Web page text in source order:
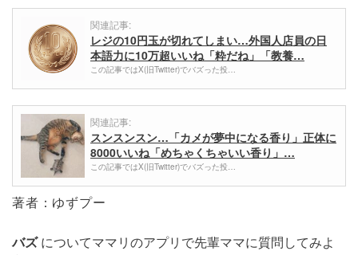
関連記事:
レジの10円玉が切れてしまい…外国人店員の日
本語力に10万超いいね「粋だね」「教養…
この記事ではX(旧Twitter)でバズった投…
関連記事:
スンスンスン…「カメが夢中になる香り」正体に
8000いいね「めちゃくちゃいい香り」…
この記事ではX(旧Twitter)でバズった投…
著者：ゆずプー
バズについてママリのアプリで先輩ママに質問してみよ